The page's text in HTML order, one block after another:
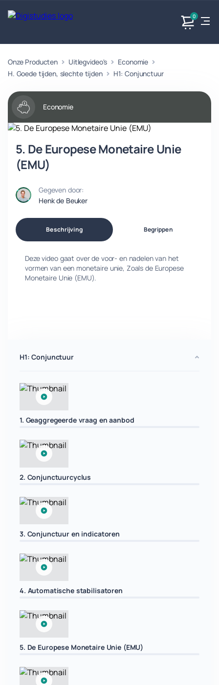
0
Exacte
vakken
Geen
vakken.
Taalvakken
vakken.
Maatschappijvakken
Geen vakken.
Onze Producten Uitlegvideo's
Economie
H. Goede tijden, slechte tijden
H1: Conjunctuur
Economie
5. De Europese Monetaire Unie
(EMU)
Gegeven door:
Henk de Beuker
Beschrijving Begrippen
Deze video gaat over de voor- en nadelen van het
vormen van een monetaire unie, Zoals de Europese
Monetaire Unie (EMU).
H1: Conjunctuur
1. Geaggregeerde vraag en aanbod
2. Conjunctuurcyclus
3. Conjunctuur en indicatoren
4. Automatische stabilisatoren
5. De Europese Monetaire Unie (EMU)